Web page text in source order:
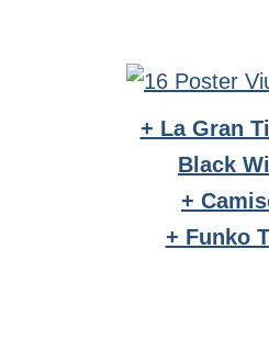
+ La Gran
Black
+
+ Funko